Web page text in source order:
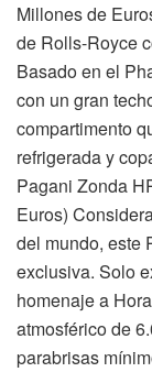
Millones de
de Rolls-Royce
Basado en el
con un gran
compartimento
refrigerada y
Pagani Zonda
Euros)
del mundo, este
exclusiva. Solo
homenaje a
atmosférico de
parabrisas